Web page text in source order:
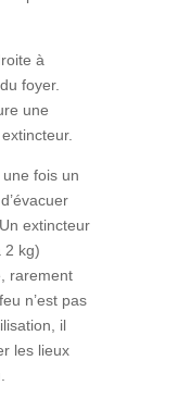
à
foyer.
une
fois un
extincteur
2 kg)
rarement
n’est pas
il
les lieux